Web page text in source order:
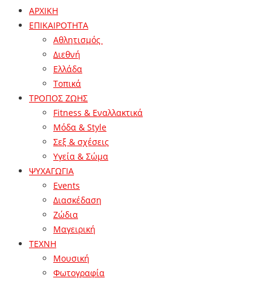
ΑΡΧΙΚΗ
ΕΠΙΚΑΙΡΟΤΗΤΑ
Αθλητισμός
Διεθνή
Ελλάδα
Τοπικά
ΤΡΟΠΟΣ ΖΩΗΣ
Fitness & Εναλλακτικά
Μόδα & Style
Σεξ & σχέσεις
Υγεία & Σώμα
ΨΥΧΑΓΩΓΙΑ
Events
Διασκέδαση
Ζώδια
Μαγειρική
ΤΕΧΝΗ
Μουσική
Φωτογραφία